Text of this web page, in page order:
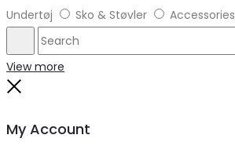
Undertøj
Sko & Støvler Accessories
Search
View more
My Account